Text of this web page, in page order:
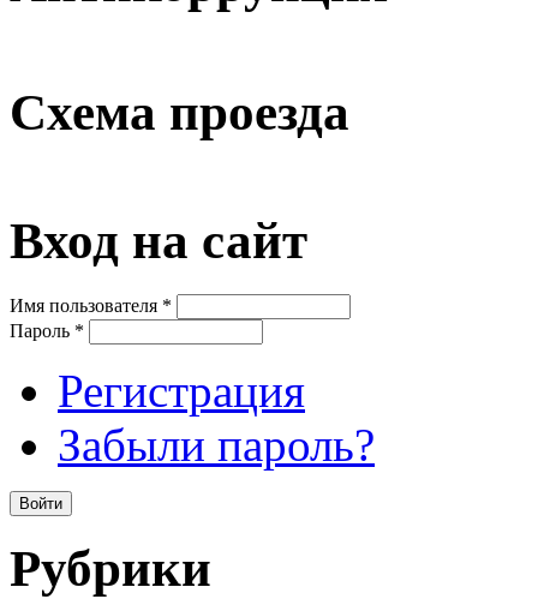
Схема проезда
Вход на сайт
Имя пользователя *
Пароль *
Регистрация
Забыли пароль?
Рубрики